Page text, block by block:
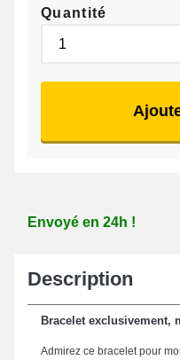
Quantité
Envoyé en 24h !
Description
Bracelet exclusivement,
Admirez ce bracelet pour